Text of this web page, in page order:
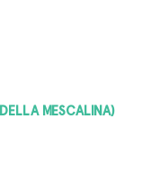
MESCALINA)